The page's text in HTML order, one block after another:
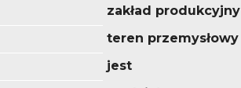
zakład produkcyjny
teren przemysłowy
jest